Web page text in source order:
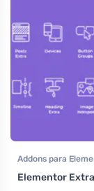
Addons para
Elementor